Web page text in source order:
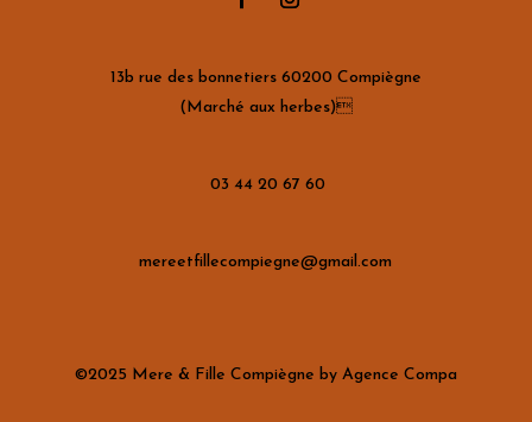
13b rue des bonnetiers 60200 Compiègne
(Marché aux herbes)
03 44 20 67 60
mereetfillecompiegne@gmail.com
©2025 Mere & Fille Compiègne by Agence Compa